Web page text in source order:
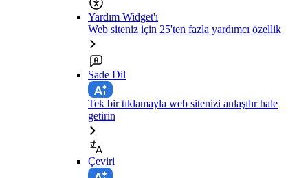
Yardım Widget'ı
Web siteniz için 25'ten fazla yardımcı özellik
Sade Dil
Tek bir tıklamayla web sitenizi anlaşılır hale
getirin
Çeviri